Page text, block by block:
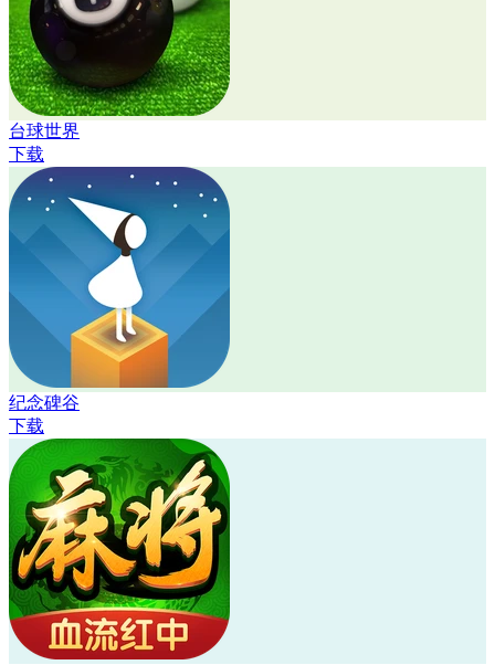
台球世界
下载
纪念碑谷
下载